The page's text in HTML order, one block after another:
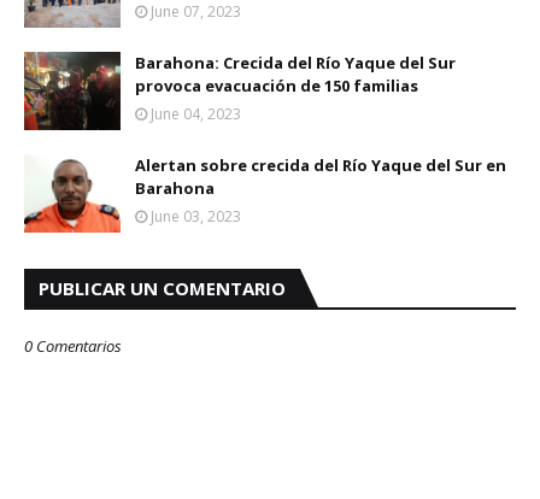
June 07, 2023
Barahona: Crecida del Río Yaque del Sur
provoca evacuación de 150 familias
June 04, 2023
Alertan sobre crecida del Río Yaque del Sur en
Barahona
June 03, 2023
PUBLICAR UN COMENTARIO
0 Comentarios